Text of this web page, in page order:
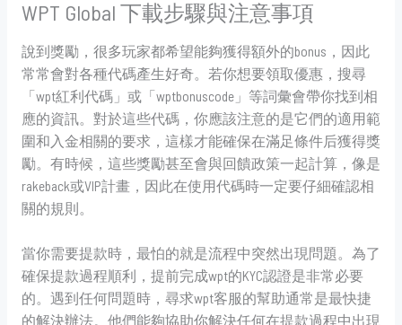
WPT Global 下載步驟與注意事項
說到獎勵，很多玩家都希望能夠獲得額外的bonus，因此
常常會對各種代碼產生好奇。若你想要領取優惠，搜尋
「wpt紅利代碼」或「wptbonuscode」等詞彙會帶你找到相
應的資訊。對於這些代碼，你應該注意的是它們的適用範
圍和入金相關的要求，這樣才能確保在滿足條件后獲得獎
勵。有時候，這些獎勵甚至會與回饋政策一起計算，像是
rakeback或VIP計畫，因此在使用代碼時一定要仔細確認相
關的規則。
當你需要提款時，最怕的就是流程中突然出現問題。為了
確保提款過程順利，提前完成wpt的KYC認證是非常必要
的。遇到任何問題時，尋求wpt客服的幫助通常是最快捷
的解決辦法。他們能夠協助你解決任何在提款過程中出現